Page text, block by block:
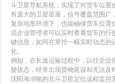
斗卫星导航系统，实现了对货车位置
有庞大的卫星星座，信号覆盖范围
复杂地形环境下，也能确保货车位置
流企业管理者可以实时查看货车的行
键信息，如同在掌控一幅实时动态的
化。
例如，在长途运输过程中，以往企
驶状态，经常出现货物延误却无法及
沈阳海润铭的北斗卫星定位远程监控